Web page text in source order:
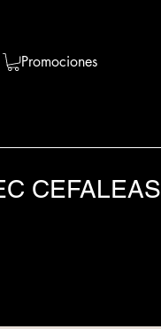
Promociones
CEFALEAS